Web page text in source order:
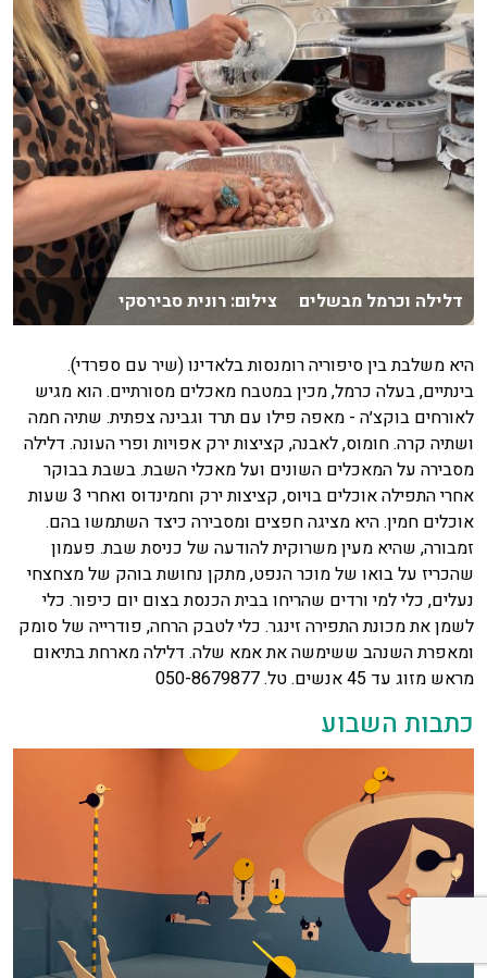
דלילה וכרמל מבשלים צילום: רונית סבירסקי
היא משלבת בין סיפוריה רומנסות בלאדינו (שיר עם ספרדי).
בינתיים, בעלה כרמל, מכין במטבח מאכלים מסורתיים. הוא מגיש
לאורחים בוקצ׳ה - מאפה פילו עם תרד וגבינה צפתית. שתיה חמה
ושתיה קרה. חומוס, לאבנה, קציצות ירק אפויות ופרי העונה. דלילה
מסבירה על המאכלים השונים ועל מאכלי השבת. בשבת בבוקר
אחרי התפילה אוכלים בויוס, קציצות ירק וחמינדוס ואחרי 3 שעות
אוכלים חמין. היא מציגה חפצים ומסבירה כיצד השתמשו בהם.
זמבורה, שהיא מעין משרוקית להודעה של כניסת שבת. פעמון
שהכריז על בואו של מוכר הנפט, מתקן נחושת בוהק של מצחצחי
נעלים, כלי למי ורדים שהריחו בבית הכנסת בצום יום כיפור. כלי
לשמן את מכונת התפירה זינגר. כלי לטבק הרחה, פודרייה של סומק
ומאפרת השנהב ששימשה את אמא שלה. דלילה מארחת בתיאום
מראש מזוג עד 45 אנשים. טל. 050-8679877
כתבות השבוע